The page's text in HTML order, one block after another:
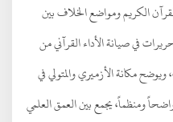
الكريم ومواضع الخلاف بين
في صيانة الأداء القرآني من
مكانة الأزميري والمتولي في
ومنظماً، يجمع بين العمق العلمي